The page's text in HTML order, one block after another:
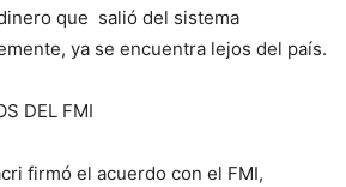
que salió del sistema
ya se encuentra lejos del país.
DEL FMI
firmó el acuerdo con el FMI,